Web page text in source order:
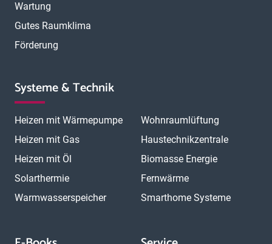
Wartung
Gutes Raumklima
Förderung
Systeme & Technik
Heizen mit Wärmepumpe
Heizen mit Gas
Heizen mit Öl
Solarthermie
Warmwasserspeicher
Wohnraumlüftung
Haustechnikzentrale
Biomasse Energie
Fernwärme
Smarthome Systeme